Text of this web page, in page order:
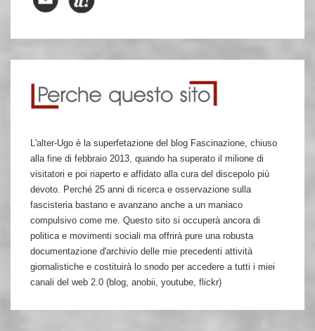
L'alter-Ugo è la superfetazione del blog Fascinazione, chiuso
alla fine di febbraio 2013, quando ha superato il milione di
visitatori e poi riaperto e affidato alla cura del discepolo più
devoto. Perché 25 anni di ricerca e osservazione sulla
fascisteria bastano e avanzano anche a un maniaco
compulsivo come me. Questo sito si occuperà ancora di
politica e movimenti sociali ma offrirà pure una robusta
documentazione d'archivio delle mie precedenti attività
giornalistiche e costituirà lo snodo per accedere a tutti i miei
canali del web 2.0 (blog, anobii, youtube, flickr)